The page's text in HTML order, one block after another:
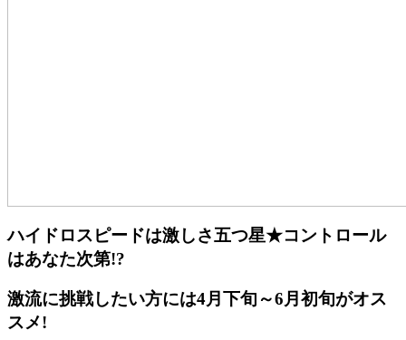
ハイドロスピードは激しさ五つ星★コントロール
はあなた次第!?
激流に挑戦したい方には4月下旬～6月初旬がオス
スメ!